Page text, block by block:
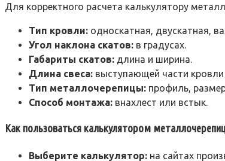
Для корректного расчета калькулятору
Тип кровли: односкатная, двускатная,
Угол наклона скатов: в градусах.
Габариты скатов: длина и ширина.
Длина свеса: выступающей части
Тип металлочерепицы: профиль,
Способ монтажа: внахлест или встык.
Как пользоваться калькулятором
Выберите калькулятор: на сайтах